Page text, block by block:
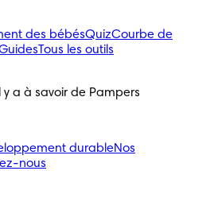
des bébésQuizCourbe de
Tous les outils
a à savoir de Pampers
durableNos
nous